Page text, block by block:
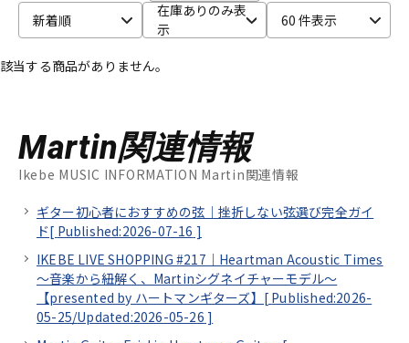
新着順
在庫ありのみ表
示
60 件表示
該当する商品がありません。
Martin関連情報
Ikebe MUSIC INFORMATION Martin関連情報
ギター初心者におすすめの弦｜挫折しない弦選び完全ガイ
ド[ Published:2026-07-16 ]
IKEBE LIVE SHOPPING #217｜Heartman Acoustic Times
～音楽から紐解く、Martinシグネイチャーモデル～
【presented by ハートマンギターズ】[ Published:2026-
05-25/Updated:2026-05-26 ]